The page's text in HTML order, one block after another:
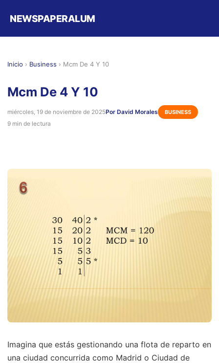
NEWSPAPERALUM
Inicio › Business › Mcm De 4 Y 10
Mcm De 4 Y 10
miércoles, 19 de noviembre de 2025Por David Morales BUSINESS
9 min de lectura
Imagina que estás gestionando una flota de reparto en
una ciudad concurrida como Madrid o Ciudad de